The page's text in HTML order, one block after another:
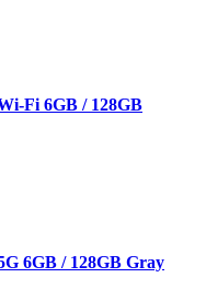
Fi 6GB / 128GB
6GB / 128GB Gray